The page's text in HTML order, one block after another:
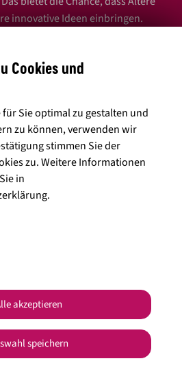
innovative Ideen einbringen.
zu haben.
den deutschen Weinhoheiten unter
.
Persönlichkeiten findet ihr hier auf
Cookies und
für Sie optimal zu gestalten und
zu können, verwenden wir
stimmen Sie der
zu. Weitere Informationen
in
.
speichern
akzeptieren